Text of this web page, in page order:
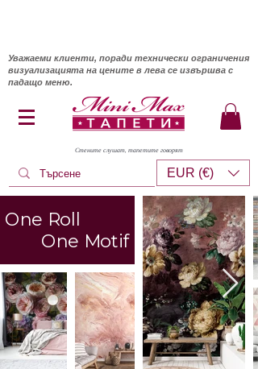
Уважаеми клиенти, поради технически ограничения
визуализацията на цените в лева се извършва с
падащо меню.
Стените слушат, тапетите говорят
EUR (€)
One Roll
One Motif